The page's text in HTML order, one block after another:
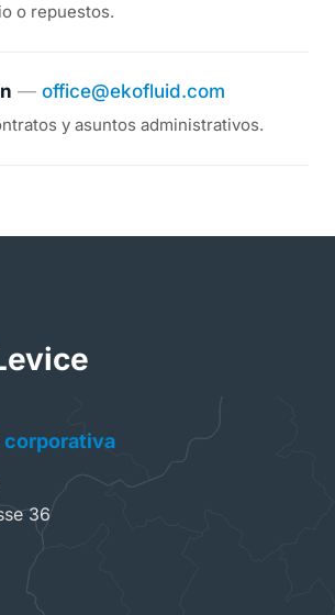
o repuestos.
— office@ekofluid.com
y asuntos administrativos.
36